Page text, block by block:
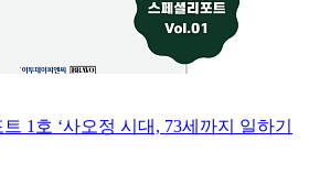
1호 ‘사오정 시대, 73세까지 일하기